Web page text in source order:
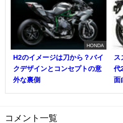
HONDA
H2のイメージは刀から？バイ
クデザインとコンセプトの意
外な裏側
ス
代
面
コメント一覧